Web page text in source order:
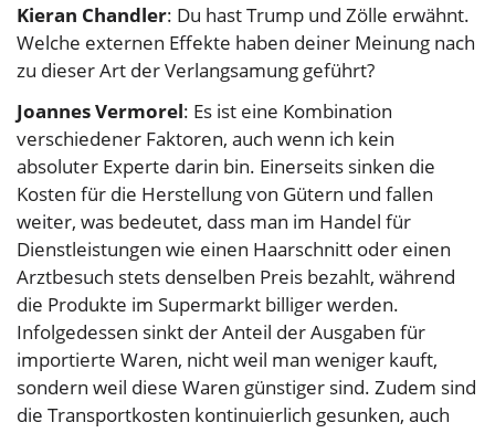
Kieran Chandler: Du hast Trump und Zölle erwähnt.
Welche externen Effekte haben deiner Meinung nach
zu dieser Art der Verlangsamung geführt?
Joannes Vermorel: Es ist eine Kombination
verschiedener Faktoren, auch wenn ich kein
absoluter Experte darin bin. Einerseits sinken die
Kosten für die Herstellung von Gütern und fallen
weiter, was bedeutet, dass man im Handel für
Dienstleistungen wie einen Haarschnitt oder einen
Arztbesuch stets denselben Preis bezahlt, während
die Produkte im Supermarkt billiger werden.
Infolgedessen sinkt der Anteil der Ausgaben für
importierte Waren, nicht weil man weniger kauft,
sondern weil diese Waren günstiger sind. Zudem sind
die Transportkosten kontinuierlich gesunken, auch